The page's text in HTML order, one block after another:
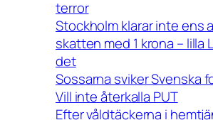
terror
Stockholm klarar inte ens
skatten med 1 krona – lilla
det
Sossarna sviker Svenska
Vill inte återkalla PUT
Efter våldtäckerna i